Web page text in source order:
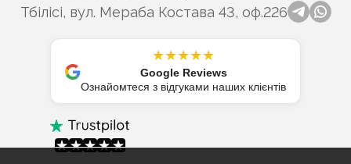
Тбілісі, вул. Мераба Костава 43, оф.226
★★★★★
Google Reviews
Ознайомтеся з відгуками наших клієнтів